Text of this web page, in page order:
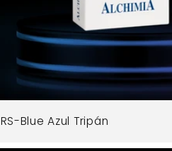
RS-Blue Azul Tripán